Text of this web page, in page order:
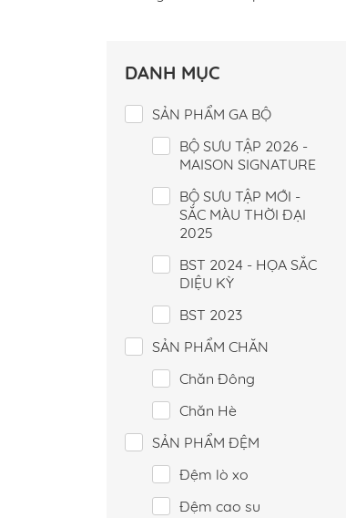
DANH MỤC
SẢN PHẨM GA BỘ
BỘ SƯU TẬP 2026 -
MAISON SIGNATURE
BỘ SƯU TẬP MỚI -
SẮC MÀU THỜI ĐẠI
2025
BST 2024 - HỌA SẮC
DIỆU KỲ
BST 2023
SẢN PHẨM CHĂN
Chăn Đông
Chăn Hè
SẢN PHẨM ĐỆM
Đệm lò xo
Đệm cao su